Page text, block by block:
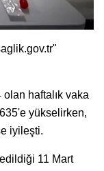
haftalık vaka
yükselirken,
iyileşti.
11 Mart